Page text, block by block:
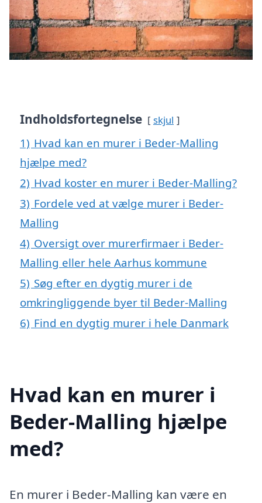
Indholdsfortegnelse skjul
1) Hvad kan en murer i Beder-Malling
hjælpe med?
2) Hvad koster en murer i Beder-Malling?
3) Fordele ved at vælge murer i Beder-
Malling
4) Oversigt over murerfirmaer i Beder-
Malling eller hele Aarhus kommune
5) Søg efter en dygtig murer i de
omkringliggende byer til Beder-Malling
6) Find en dygtig murer i hele Danmark
Hvad kan en murer i
Beder-Malling hjælpe
med?
En murer i Beder-Malling kan være en